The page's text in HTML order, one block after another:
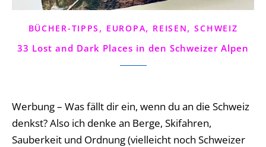
BÜCHER-TIPPS , EUROPA, REISEN,SCHWEIZ
33 Lost and Dark Places in den Schweizer Alpen
Werbung – Was fällt dir ein, wenn du an die Schweiz
denkst? Also ich denke an Berge, Skifahren,
Sauberkeit und Ordnung (vielleicht noch Schweizer